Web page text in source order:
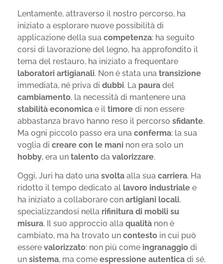
Lentamente, attraverso il nostro percorso, ha
iniziato a esplorare nuove possibilità di
applicazione della sua competenza: ha seguito
corsi di lavorazione del legno, ha approfondito il
tema del restauro, ha iniziato a frequentare
laboratori artigianali. Non è stata una transizione
immediata, né priva di dubbi. La paura del
cambiamento, la necessità di mantenere una
stabilità economica e il timore di non essere
abbastanza bravo hanno reso il percorso sfidante.
Ma ogni piccolo passo era una conferma: la sua
voglia di creare con le mani non era solo un
hobby, era un talento da valorizzare.
Oggi, Juri ha dato una svolta alla sua carriera. Ha
ridotto il tempo dedicato al lavoro industriale e
ha iniziato a collaborare con artigiani locali,
specializzandosi nella rifinitura di mobili su
misura. Il suo approccio alla qualità non è
cambiato, ma ha trovato un contesto in cui può
essere valorizzato: non più come ingranaggio di
un sistema, ma come espressione autentica di sé.